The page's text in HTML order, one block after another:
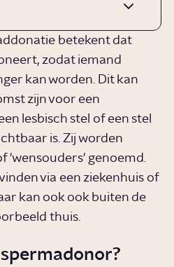
betekent dat
zodat iemand
kan worden. Dit kan
zijn voor een
lesbisch stel of een stel
is. Zij worden
'wensouders' genoemd.
via een ziekenhuis of
kan ook ook buiten de
thuis.